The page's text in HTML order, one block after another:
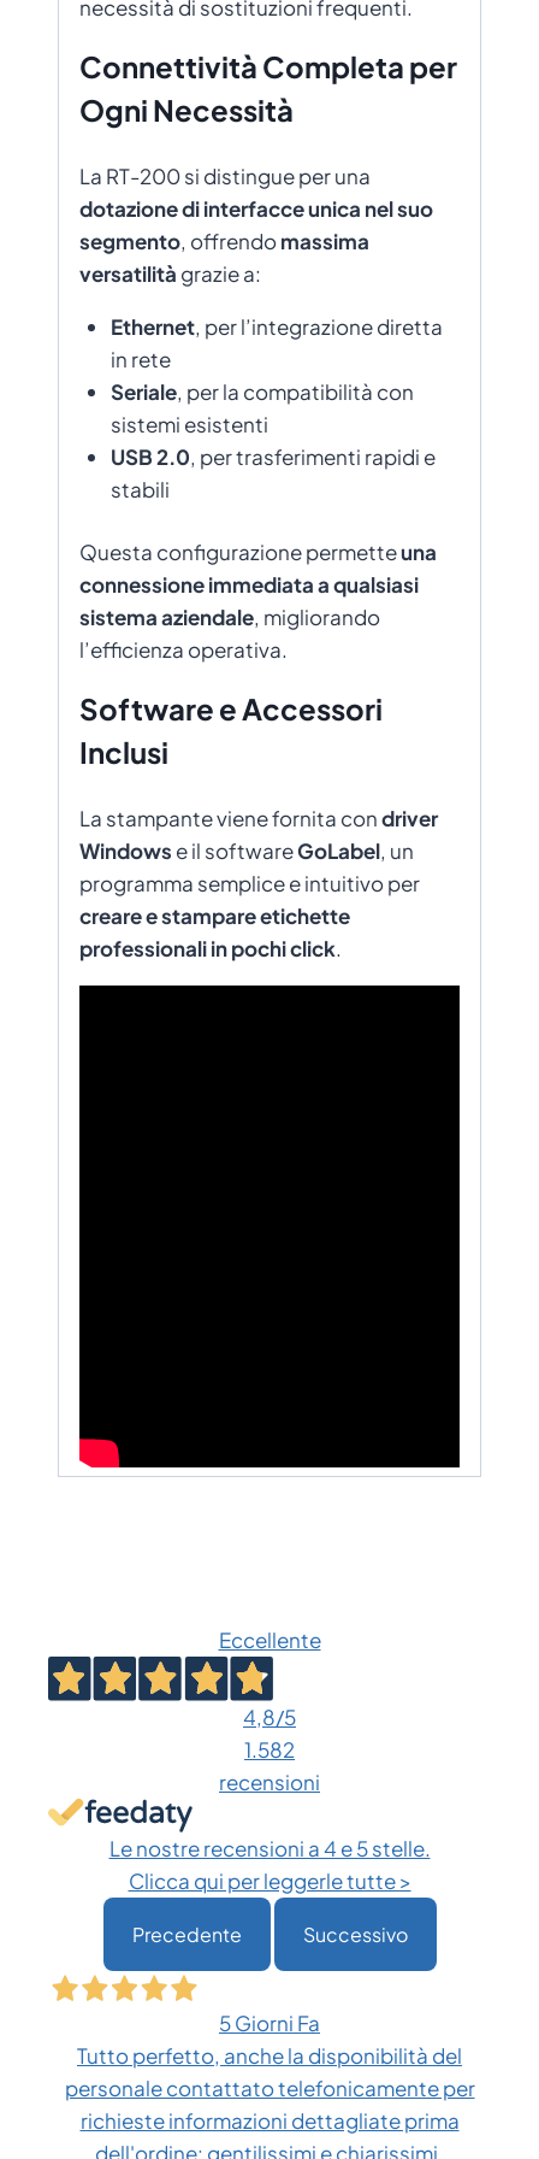
necessità di sostituzioni frequenti.
Connettività Completa per
Ogni Necessità
La RT-200 si distingue per una
dotazione di interfacce unica nel suo
segmento, offrendomassima
versatilità grazie a:
Ethernet, per l’integrazione diretta
in rete
Seriale, per la compatibilità con
sistemi esistenti
USB 2.0, per trasferimenti rapidi e
stabili
Questa configurazione permetteuna
connessione immediata a qualsiasi
sistema aziendale, migliorando
l’efficienza operativa.
Software e Accessori
Inclusi
La stampante viene fornita condriver
Windows e il softwareGoLabel, un
programma semplice e intuitivo per
creare e stampare etichette
professionali in pochi click.
Eccellente
4,8/5
1.582
recensioni
Le nostre recensioni a 4 e 5 stelle.
Clicca qui per leggerle tutte >
Precedente Successivo
5 Giorni Fa
Tutto perfetto, anche la disponibilità del
personale contattato telefonicamente per
richieste informazioni dettagliate prima
dell'ordine: gentilissimi e chiarissimi.